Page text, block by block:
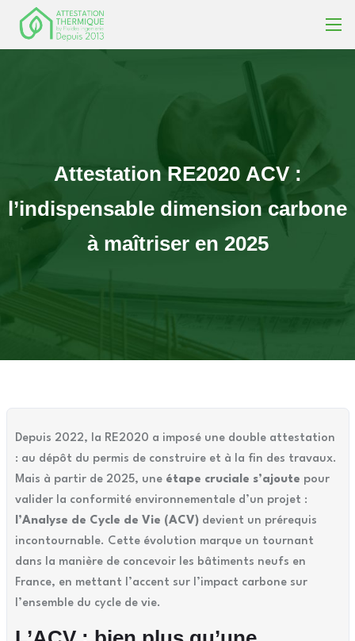
Attestation RE2020 ACV :
l’indispensable dimension carbone
à maîtriser en 2025
Depuis 2022, la RE2020 a imposé une double attestation
: au dépôt du permis de construire et à la fin des travaux.
Mais à partir de 2025, une étape cruciale s’ajoute pour
valider la conformité environnementale d’un projet :
l’Analyse de Cycle de Vie (ACV)devient un prérequis
incontournable. Cette évolution marque un tournant
dans la manière de concevoir les bâtiments neufs en
France, en mettant l’accent sur l’impact carbone sur
l’ensemble du cycle de vie.